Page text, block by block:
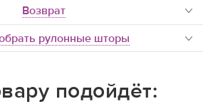
Возврат
рулонные шторы
подойдёт: